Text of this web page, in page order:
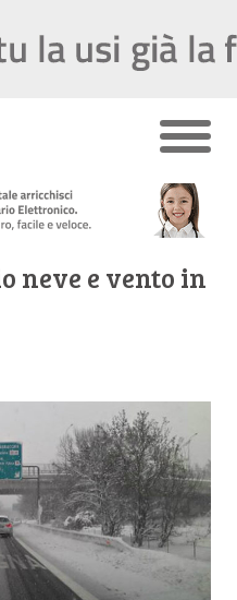
neve e vento in